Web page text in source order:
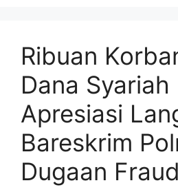
Ribuan
Dana
Apresiasi
Bareskrim
Dugaan